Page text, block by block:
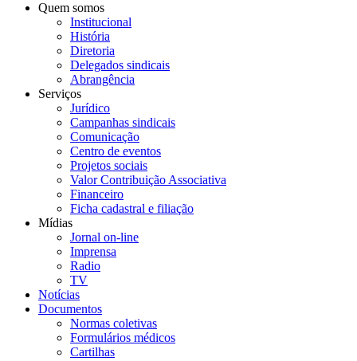
Quem somos
Institucional
História
Diretoria
Delegados sindicais
Abrangência
Serviços
Jurídico
Campanhas sindicais
Comunicação
Centro de eventos
Projetos sociais
Valor Contribuição Associativa
Financeiro
Ficha cadastral e filiação
Mídias
Jornal on-line
Imprensa
Radio
TV
Notícias
Documentos
Normas coletivas
Formulários médicos
Cartilhas